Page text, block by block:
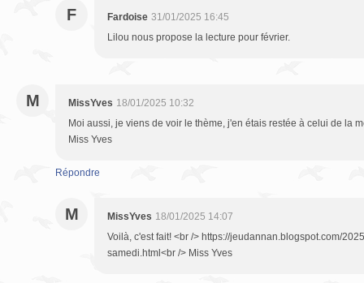
F Fardoise 31/01/2025 16:45
Lilou nous propose la lecture pour février.
M MissYves 18/01/2025 10:32
Moi aussi, je viens de voir le thème, j'en étais restée à celui de la
Miss Yves
Répondre
M MissYves 18/01/2025 14:07
Voilà, c'est fait! <br /> https://jeudannan.blogspot.com/
samedi.html<br /> Miss Yves